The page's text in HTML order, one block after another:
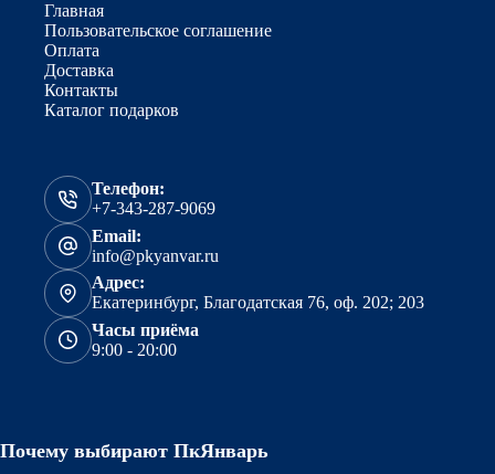
Главная
Пользовательское соглашение
Оплата
Доставка
Контакты
Каталог подарков
Телефон:
+7-343-287-9069
Email:
info@pkyanvar.ru
Адрес:
Екатеринбург, Благодатская 76, оф. 202; 203
Часы приёма
9:00 - 20:00
Почему выбирают ПкЯнварь